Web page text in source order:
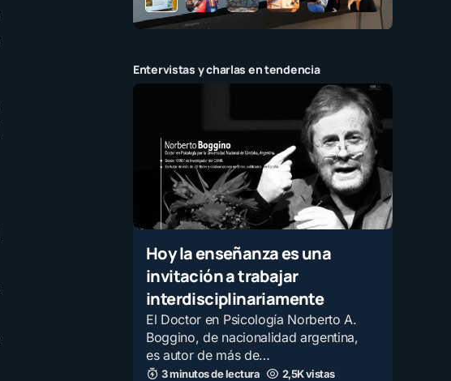
Entervistas y charlas en tendencia
Hoy la enseñanza es una
invitación a trabajar
interdisciplinariamente
El Doctor en Psicología Norberto A.
Boggino, de nacionalidad argentina,
es autor de más de…
3 minutos de lectura 2,5K vistas